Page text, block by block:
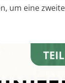
um eine